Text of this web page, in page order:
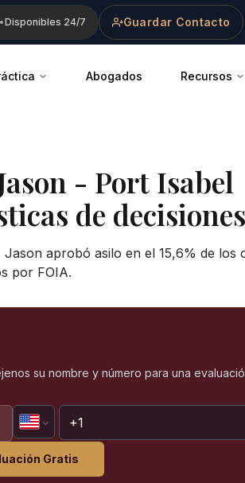
•Disponibles 24/7 Guardar Contacto
Abogados Recursos
- Port Isabel
de
aprobó asilo en el 15,6% de los
por FOIA.
su nombre y número para una
Gratis